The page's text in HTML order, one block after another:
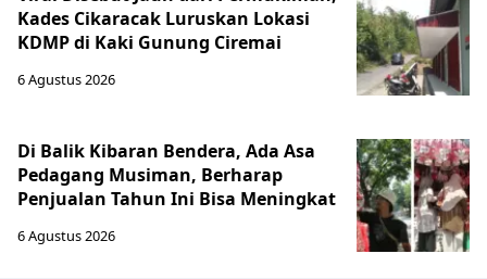
Kades Cikaracak Luruskan Lokasi
KDMP di Kaki Gunung Ciremai
6 Agustus 2026
Di Balik Kibaran Bendera, Ada Asa
Pedagang Musiman, Berharap
Penjualan Tahun Ini Bisa Meningkat
6 Agustus 2026